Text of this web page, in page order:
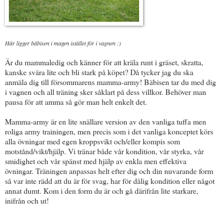
Här ligger bäbisen i magen istället för i vagnen :)
Är du mammaledig och känner för att kräla runt i gräset, skratta,
kanske svära lite och bli stark på köpet? Då tycker jag du ska
anmäla dig till försommarens mamma-army! Bäbisen tar du med dig
i vagnen och all träning sker såklart på dess villkor. Behöver man
pausa för att amma så gör man helt enkelt det.
Mamma-army är en lite snällare version av den vanliga tuffa men
roliga army trainingen, men precis som i det vanliga konceptet körs
alla övningar med egen kroppsvikt och/eller kompis som
motstånd/vikt/hjälp. Vi tränar både vår kondition, vår styrka, vår
smidighet och vår spänst med hjälp av enkla men effektiva
övningar. Träningen anpassas helt efter dig och din nuvarande form
så var inte rädd att du är för svag, har för dålig kondition eller något
annat dumt. Kom i den form du är och gå därifrån lite starkare,
inifrån och ut!